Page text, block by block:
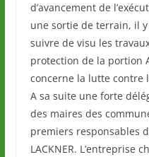
d’avancement de
une sortie de terrain, il
suivre de visu les
protection de la portion
concerne la lutte contre
A sa suite une forte
des maires des
premiers responsables
LACKNER. L’entreprise